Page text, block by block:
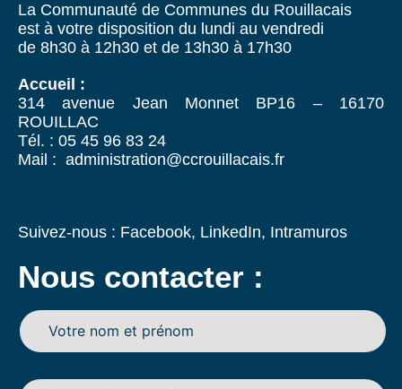
La Communauté de Communes du Rouillacais
est à votre disposition du lundi au vendredi
de 8h30 à 12h30 et de 13h30 à 17h30
Accueil :
314 avenue Jean Monnet BP16 – 16170
ROUILLAC
Tél. : 05 45 96 83 24
Mail : administration@ccrouillacais.fr
Suivez-nous : Facebook, LinkedIn, Intramuros
Nous contacter :